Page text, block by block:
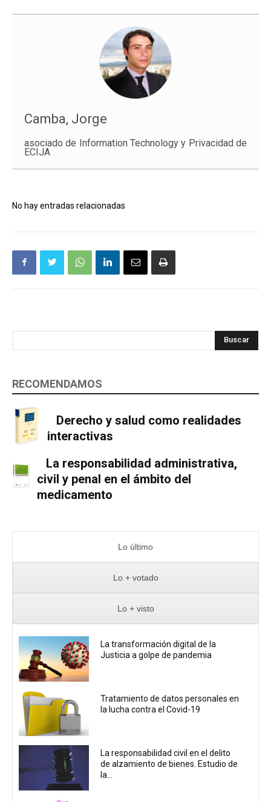
Camba, Jorge
asociado de Information Technology y Privacidad de
ECIJA
No hay entradas relacionadas
Buscar
RECOMENDAMOS
Derecho y salud como realidades
interactivas
La responsabilidad administrativa,
civil y penal en el ámbito del
medicamento
Lo último
Lo + votado
Lo + visto
La transformación digital de la
Justicia a golpe de pandemia
Tratamiento de datos personales en
la lucha contra el Covid-19
La responsabilidad civil en el delito
de alzamiento de bienes. Estudio de
la...